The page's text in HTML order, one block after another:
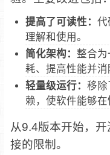
提高了可读性： 代
理解和使用。
简化架构： 整合
耗、提高性能并消
轻量级运行： 移除
赖，使软件能够在
从9.4版本开始，
接的限制。